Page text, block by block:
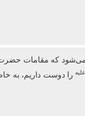
می‌شود که مقامات
را دوست داریم، به